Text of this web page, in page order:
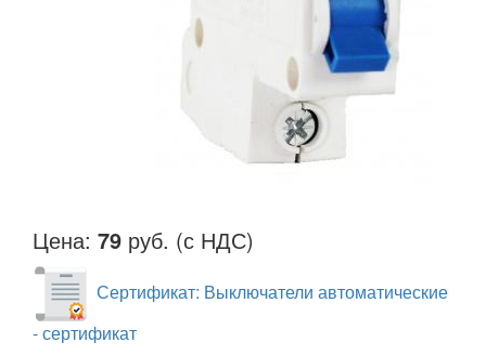
Цена: 79 руб. (с НДС)
Сертификат: Выключатели автоматические
- сертификат